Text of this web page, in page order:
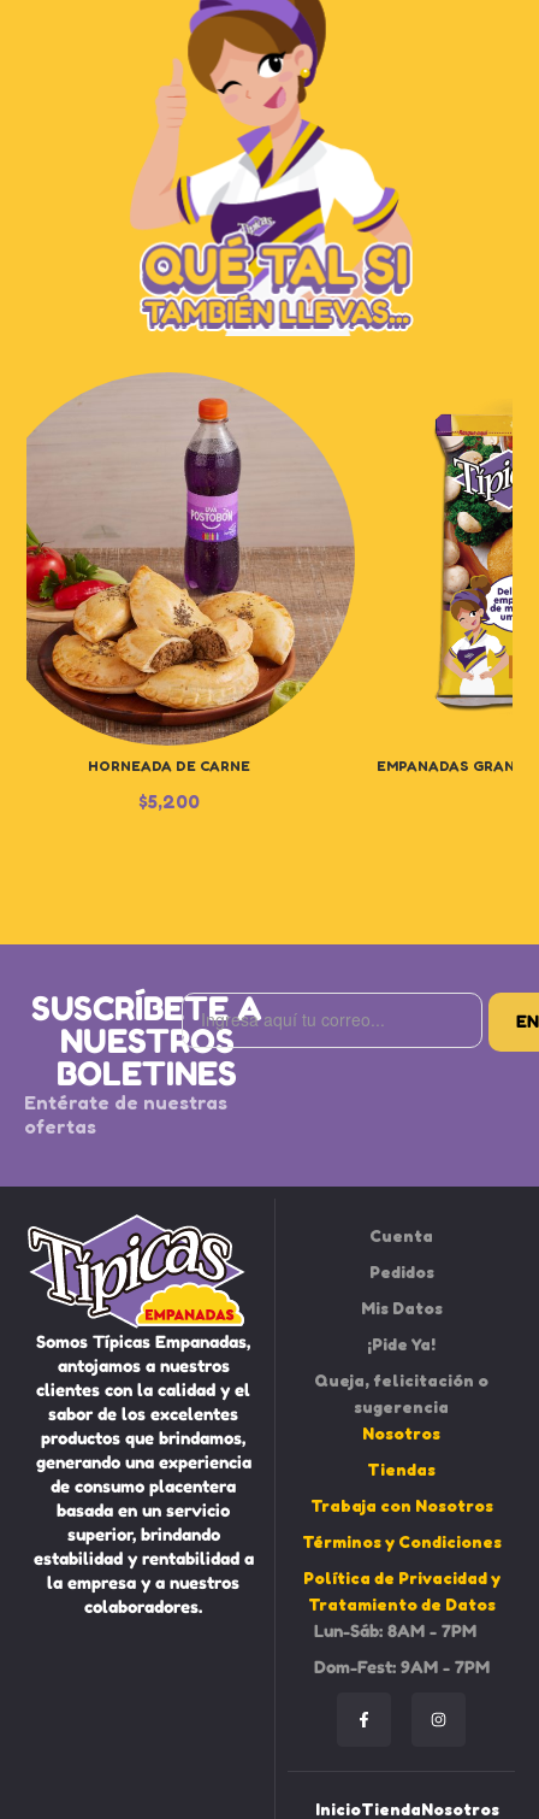
HORNEADA DE CARNE
$5,200
EMPANADAS
SUSCRÍBETE A
NUESTROS
BOLETINES
Entérate de nuestras
ofertas
Somos Típicas Empanadas,
antojamos a nuestros
clientes con la calidad y el
sabor de los excelentes
productos que brindamos,
generando una experiencia
de consumo placentera
basada en un servicio
superior, brindando
estabilidad y rentabilidad a
la empresa y a nuestros
colaboradores.
Cuenta
Pedidos
Mis Datos
¡Pide Ya!
Queja, felicitación o
sugerencia
Nosotros
Tiendas
Trabaja con Nosotros
Términos y Condiciones
Política de Privacidad y
Tratamiento de Datos
Lun-Sáb: 8AM - 7PM
Dom-Fest: 9AM - 7PM
InicioTiendaNosotros